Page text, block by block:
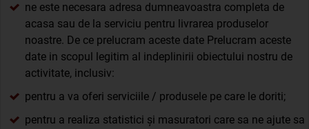
ne este necesara adresa dumneavoastra completa de
acasa sau de la serviciu pentru livrarea produselor
noastre. De ce prelucram aceste date Prelucram aceste
date in scopul legitim al indeplinirii obiectului nostru de
activitate, inclusiv:
pentru a va oferi serviciile / produsele pe care le doriti;
pentru a realiza statistici și masuratori care sa ne ajute sa